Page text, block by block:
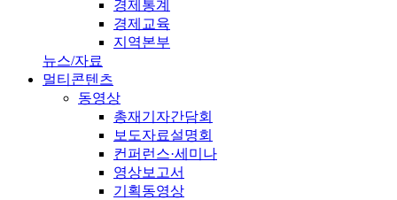
경제통계
경제교육
지역본부
뉴스/자료
멀티콘텐츠
동영상
총재기자간담회
보도자료설명회
컨퍼런스·세미나
영상보고서
기획동영상